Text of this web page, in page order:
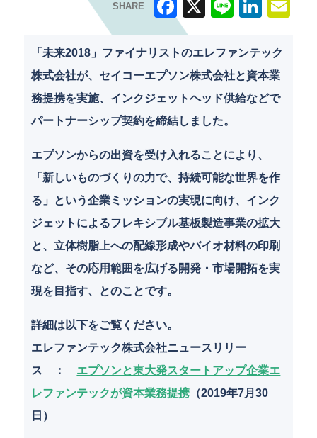
SHARE
F
a
c
e
b
o
o
k
n
e
n
k
e
m
ai
「未来2018」ファイナリストのエレファンテック
株式会社が、セイコーエプソン株式会社と資本業
務提携を実施、インクジェットヘッド供給などで
パートナーシップ契約を締結しました。
エプソンからの出資を受け入れることにより、
「新しいものづくりの力で、持続可能な世界を作
る」という企業ミッションの実現に向け、インク
ジェットによるフレキシブル基板製造事業の拡大
と、立体樹脂上への配線形成やバイオ材料の印刷
など、その応用範囲を広げる開発・市場開拓を実
現を目指す、とのことです。
詳細は以下をご覧ください。
エレファンテック株式会社ニュースリリー
ス ： エプソンと東大発スタートアップ企業エ
レファンテックが資本業務提携 （2019年7月30
日）